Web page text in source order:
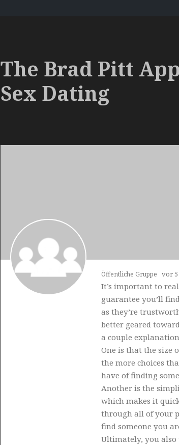
The Brad Pitt
Sex Dating
Öffentliche Gruppe vor 5
It’s important to
guarantee you’ll
as they’re
better geared
a couple
One is that the size
the more choices
have of finding
Another is the
which makes it
through all of your
find someone you
Ultimately, you